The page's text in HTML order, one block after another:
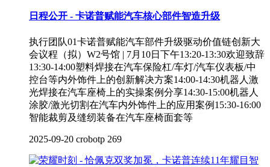
日程公开 - 卡诺普赋能汽车核心部件智造升级
执行团队01卡诺普赋能汽车部件升级驱动价值链创新大
会议程（拟）W2号馆 | 7月10日下午13:20-13:30欢迎致辞
13:30-14:00塑料焊接在汽车保险杠/车灯/汽车仪表板/中
控台等内外饰件上的创新解决方案14:00-14:30机器人激
光焊接在汽车座椅上的实操案例分享14:30-15:00机器人
涂胶/激光切割在汽车内外饰件上的应用案例15:30-16:00
智能裁剪及缝纫装备在汽车座椅面套等
2025-09-20 crobotp 269